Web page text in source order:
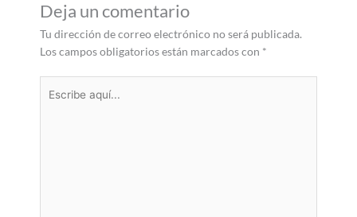
Deja un comentario
Tu dirección de correo electrónico no será publicada.
Los campos obligatorios están marcados con *
aquí...